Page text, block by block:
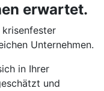
erwartet.
krisenfester
Unternehmen.
in Ihrer
und